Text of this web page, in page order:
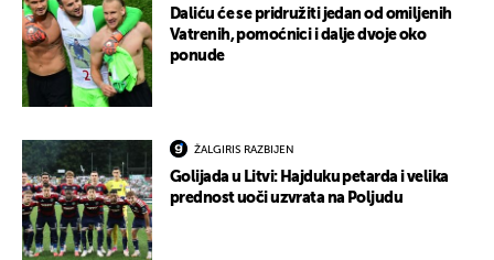
Daliću će se pridružiti jedan od omiljenih
Vatrenih, pomoćnici i dalje dvoje oko
ponude
ŽALGIRIS RAZBIJEN
Golijada u Litvi: Hajduku petarda i velika
prednost uoči uzvrata na Poljudu